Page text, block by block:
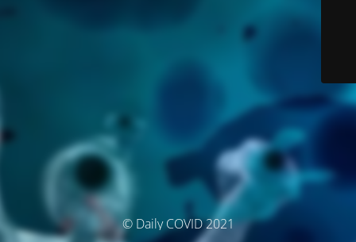
© Daily COVID 2021